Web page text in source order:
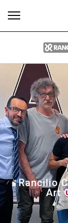
Rancilio
Art
Todos
Our
Group